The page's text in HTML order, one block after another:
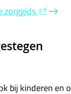
zorggids
bij kinderen en